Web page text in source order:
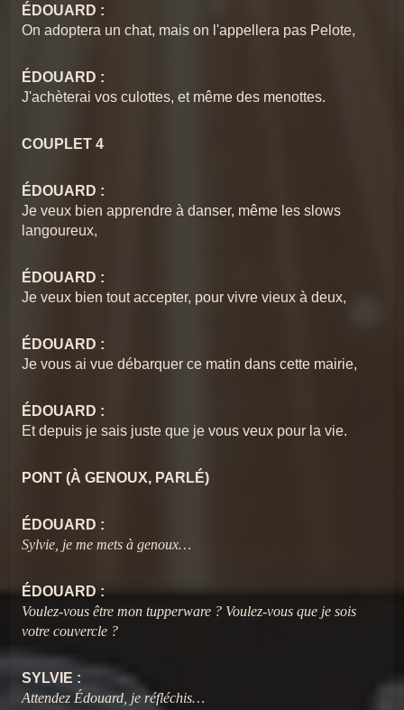
ÉDOUARD :
On adoptera un chat, mais on l'appellera pas Pelote,
ÉDOUARD :
J'achèterai vos culottes, et même des menottes.
COUPLET 4
ÉDOUARD :
Je veux bien apprendre à danser, même les slows
langoureux,
ÉDOUARD :
Je veux bien tout accepter, pour vivre vieux à deux,
ÉDOUARD :
Je vous ai vue débarquer ce matin dans cette mairie,
ÉDOUARD :
Et depuis je sais juste que je vous veux pour la vie.
PONT (À GENOUX, PARLÉ)
ÉDOUARD :
Sylvie, je me mets à genoux…
ÉDOUARD :
Voulez-vous être mon tupperware ? Voulez-vous que je sois
votre couvercle ?
SYLVIE :
Attendez Édouard, je réfléchis…